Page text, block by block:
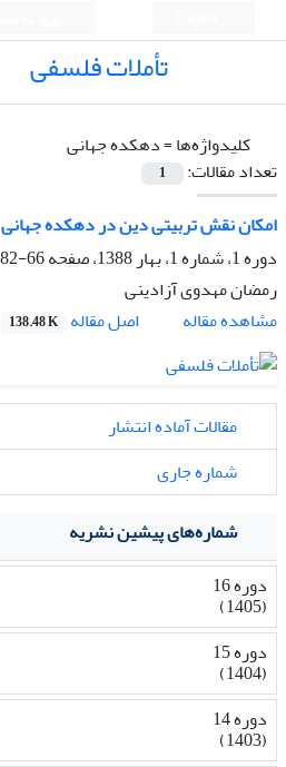
تأملات فلسفی
کلیدواژه‌ها =دهکده جهانی
تعداد مقالات:
1
امکان نقش تربیتی دین در دهکده جهانی
دوره 1، شماره 1، بهار 1388، صفحه
66-82
رمضان مهدوی آزادینی
مشاهده مقاله
اصل مقاله 138.48 K
مقالات آماده انتشار
شماره جاری
شماره‌های پیشین نشریه
دوره 16
(1405)
دوره 15
(1404)
دوره 14
(1403)